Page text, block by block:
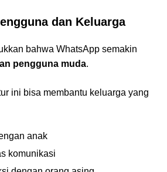
dan Keluarga
bahwa WhatsApp semakin
pengguna muda.
ini bisa membantu keluarga yang
anak
komunikasi